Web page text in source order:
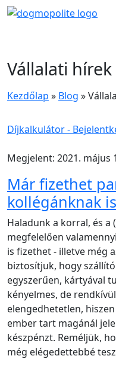
Vállalati hírek
Kezdőlap » Blog »
Díjkalkulátor -
Megjelent: 2021. május
Már fizethet
kollégánknak
Haladunk a korral, és
megfelelően
is fizethet - illetve még
biztosítjuk, hogy
egyszerűen, kártyával
kényelmes, de
elengedhetetlen,
ember tart magánál
készpénzt. Reméljük,
még elégedettebbé